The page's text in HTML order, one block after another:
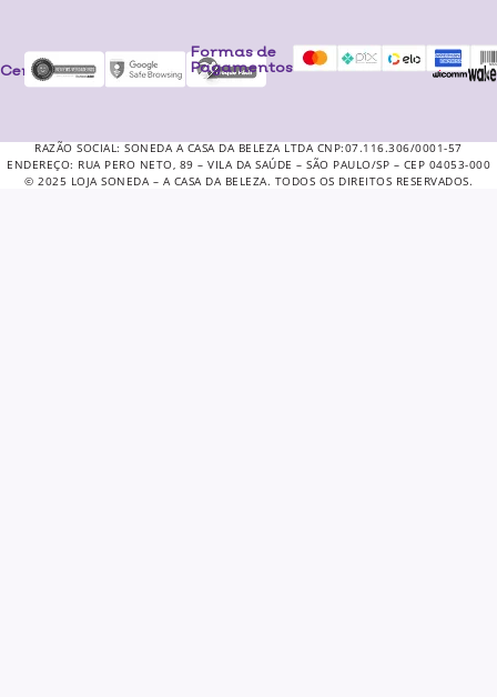
Certificados
Formas de
Pagamentos
RAZÃO SOCIAL: SONEDA A CASA DA BELEZA LTDA CNP:07.116.306/0001-57
ENDEREÇO: RUA PERO NETO, 89 – VILA DA SAÚDE – SÃO PAULO/SP – CEP 04053-000
© 2025 LOJA SONEDA – A CASA DA BELEZA. TODOS OS DIREITOS RESERVADOS.